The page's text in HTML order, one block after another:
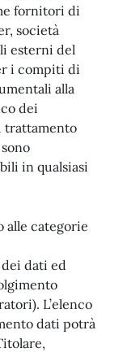
fornitori di
società
esterni del
i compiti di
alla
dei
trattamento
in qualsiasi
alle categorie
dati ed
L’elenco
dati potrà